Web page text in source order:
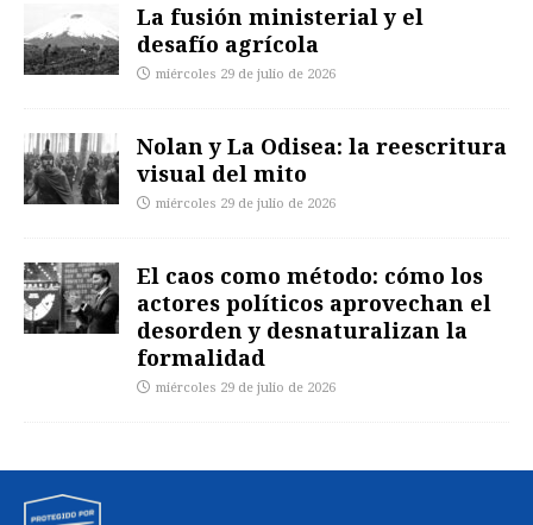
La fusión ministerial y el
desafío agrícola
miércoles 29 de julio de 2026
Nolan y La Odisea: la reescritura
visual del mito
miércoles 29 de julio de 2026
El caos como método: cómo los
actores políticos aprovechan el
desorden y desnaturalizan la
formalidad
miércoles 29 de julio de 2026